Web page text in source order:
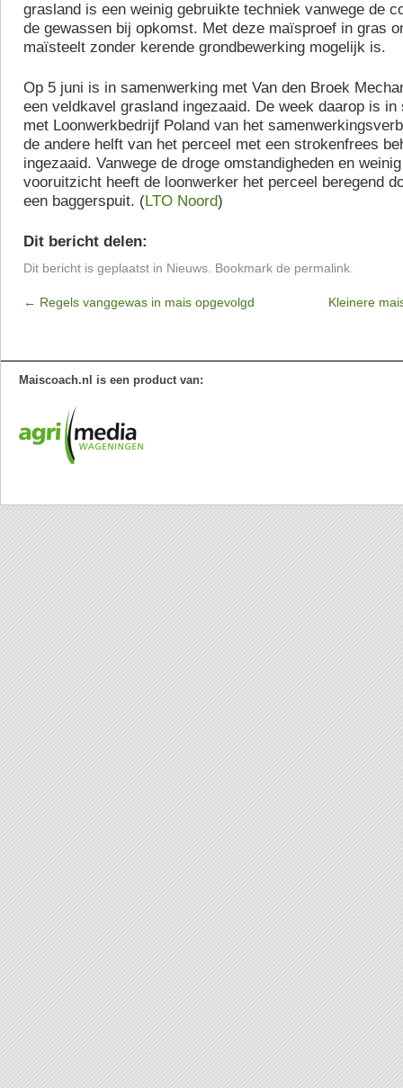
grasland is een weinig gebruikte techniek vanwege de
de gewassen bij opkomst. Met deze maïsproef in gras
maïsteelt zonder kerende grondbewerking mogelijk is.
Op 5 juni is in samenwerking met Van den Broek
een veldkavel grasland ingezaaid. De week daarop is in
met Loonwerkbedrijf Poland van het
de andere helft van het perceel met een strokenfrees
ingezaaid. Vanwege de droge omstandigheden en
vooruitzicht heeft de loonwerker het perceel beregend
een baggerspuit. (LTO Noord)
Dit bericht delen:
Dit bericht is geplaatst in Nieuws . Bookmark de permalink
← Regels vanggewas in mais opgevolgd Kleinere
Maiscoach.nl is een product van: